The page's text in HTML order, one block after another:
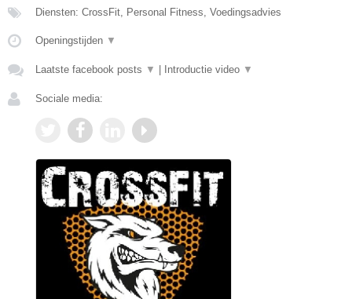
Diensten: CrossFit, Personal Fitness, Voedingsadvies
Openingstijden ▼
Laatste facebook posts ▼ Introductie video ▼
Sociale media: